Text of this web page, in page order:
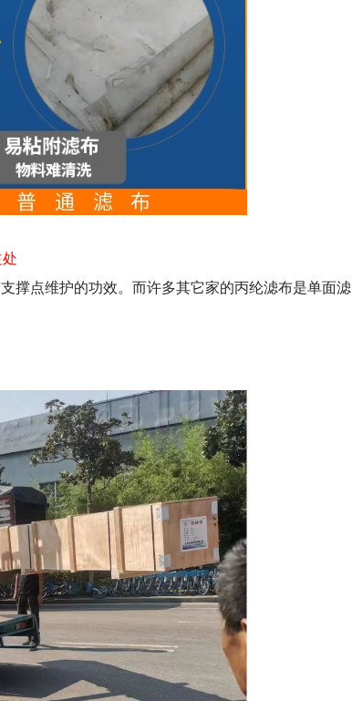
撑点维护的功效。而许多其它家的丙纶滤布是单面滤